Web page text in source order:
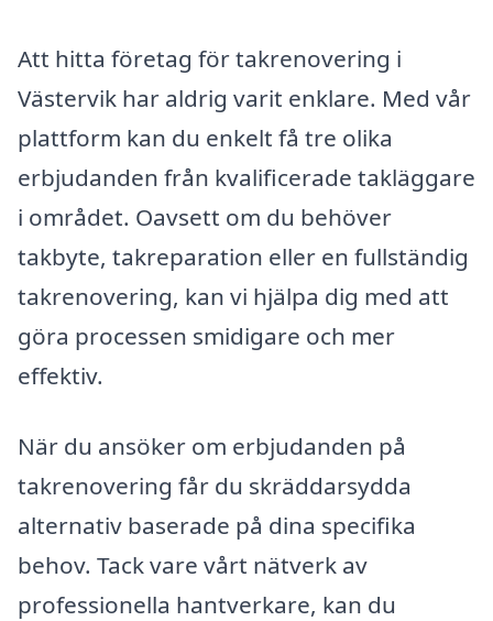
Att hitta företag för takrenovering i
Västervik har aldrig varit enklare. Med vår
plattform kan du enkelt få tre olika
erbjudanden från kvalificerade takläggare
i området. Oavsett om du behöver
takbyte, takreparation eller en fullständig
takrenovering, kan vi hjälpa dig med att
göra processen smidigare och mer
effektiv.
När du ansöker om erbjudanden på
takrenovering får du skräddarsydda
alternativ baserade på dina specifika
behov. Tack vare vårt nätverk av
professionella hantverkare, kan du